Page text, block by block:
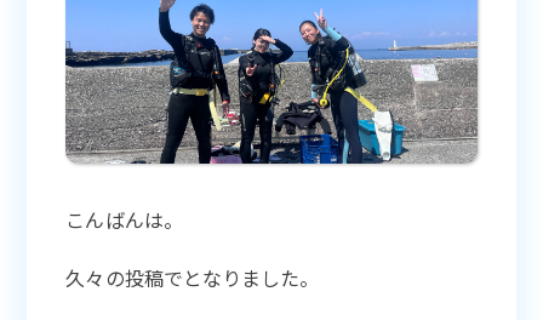
こんばんは。
久々の投稿でとなりました。